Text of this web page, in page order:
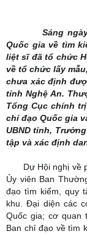
Sáng ngày 15/
Quốc gia về tìm
liệt sĩ đã tổ chức
về tổ chức lấy
chưa xác định
tỉnh Nghệ An.
Tổng Cục chính
chỉ đạo Quốc gia
UBND tỉnh,
tập và xác định
Dự Hội nghị về
Ủy viên Ban
đạo tìm kiếm, quy
khu. Đại diện các
Quốc gia; cơ quan
Ban chỉ đạo về tìm